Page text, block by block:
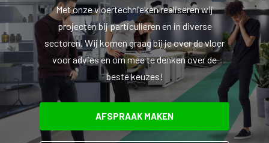
CONTACT
WERKEN BIJ
Met onze vloertechnieken realiseren wij
projecten bij particulieren en in diverse
sectoren. Wij komen graag bij je over de vloer
voor advies en om mee te denken over de
beste keuzes!
AFSPRAAK MAKEN